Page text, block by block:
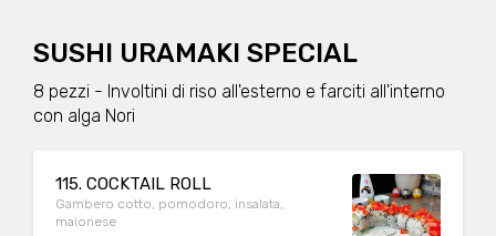
SUSHI URAMAKI SPECIAL
8 pezzi - Involtini di riso all'esterno e farciti all'interno
con alga Nori
115. COCKTAIL ROLL
Gambero cotto, pomodoro, insalata,
maionese